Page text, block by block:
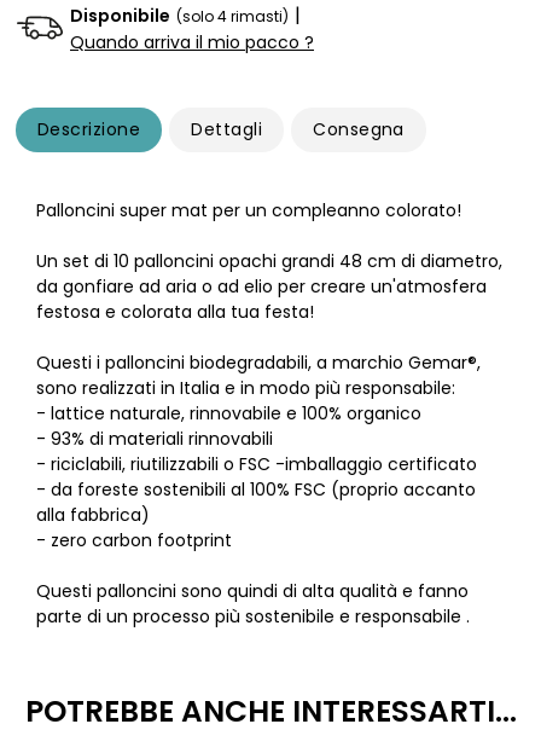
Disponibile (solo 4 rimasti) |
Quando arriva il mio pacco ?
Descrizione Dettagli Consegna
Palloncini super mat per un compleanno colorato!
Un set di 10 palloncini opachi grandi 48 cm di diametro,
da gonfiare ad aria o ad elio per creare un'atmosfera
festosa e colorata alla tua festa!
Questi i palloncini biodegradabili, a marchio Gemar®,
sono realizzati in Italia e in modo più responsabile:
- lattice naturale, rinnovabile e 100% organico
- 93% di materiali rinnovabili
- riciclabili, riutilizzabili o FSC -imballaggio certificato
- da foreste sostenibili al 100% FSC (proprio accanto
alla fabbrica)
- zero carbon footprint
Questi palloncini sono quindi di alta qualità e fanno
parte di un processo più sostenibile e responsabile .
POTREBBE ANCHE INTERESSARTI...